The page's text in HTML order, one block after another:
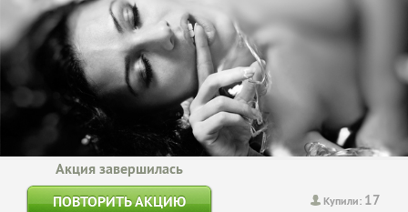
Купили: 17
Акция завершилась
ПОВТОРИТЬ АКЦИЮ